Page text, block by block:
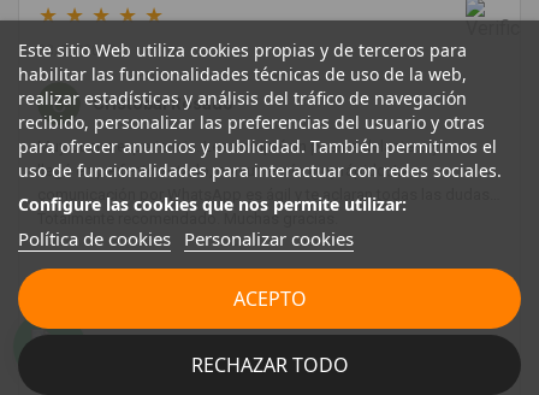
★ ★ ★ ★ ★
23/06/2026
Cristóbal Rosado
Muy buena experiencia. Les compré un puente delantero y me
llegó en perfecto estado, con un envío muy rápido. La
comunicación por WhatsApp es ágil y te aclaran todas las dudas.
Totalmente recomendado. Muchas gracias.
Este sitio Web utiliza cookies propias y de terceros para
habilitar las funcionalidades técnicas de uso de la web,
realizar estadísticas y análisis del tráfico de navegación
recibido, personalizar las preferencias del usuario y otras
para ofrecer anuncios y publicidad. También permitimos el
uso de funcionalidades para interactuar con redes sociales.
Configure las cookies que nos permite utilizar:
Política de cookies Personalizar cookies
RECHAZAR TODO
ACEPTO